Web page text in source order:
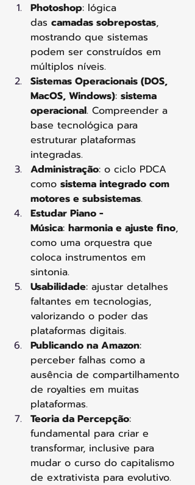
Photoshop: lógica
das camadas sobrepostas,
mostrando que sistemas
podem ser construídos em
múltiplos níveis.
Sistemas Operacionais (DOS,
MacOS, Windows): sistema
operacional. Compreender a
base tecnológica para
estruturar plataformas
integradas.
Administração: o ciclo PDCA
como sistema integrado com
motores e subsistemas.
Estudar Piano -
Música: harmonia e ajuste fino,
como uma orquestra que
coloca instrumentos em
sintonia.
Usabilidade: ajustar detalhes
faltantes em tecnologias,
valorizando o poder das
plataformas digitais.
Publicando na Amazon:
perceber falhas como a
ausência de compartilhamento
de royalties em muitas
plataformas.
Teoria da Percepção:
fundamental para criar e
transformar, inclusive para
mudar o curso do capitalismo
de extrativista para evolutivo.